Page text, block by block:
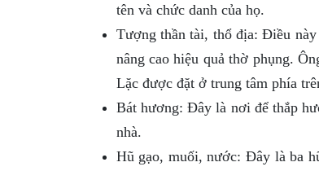
tên và chức danh của họ.
Tượng thần tài, thổ địa: Điều
nâng cao hiệu quả thờ phụng.
Lặc được đặt ở trung tâm phía
Bát hương: Đây là nơi để thắp
nhà.
Hũ gạo, muối, nước: Đây là ba